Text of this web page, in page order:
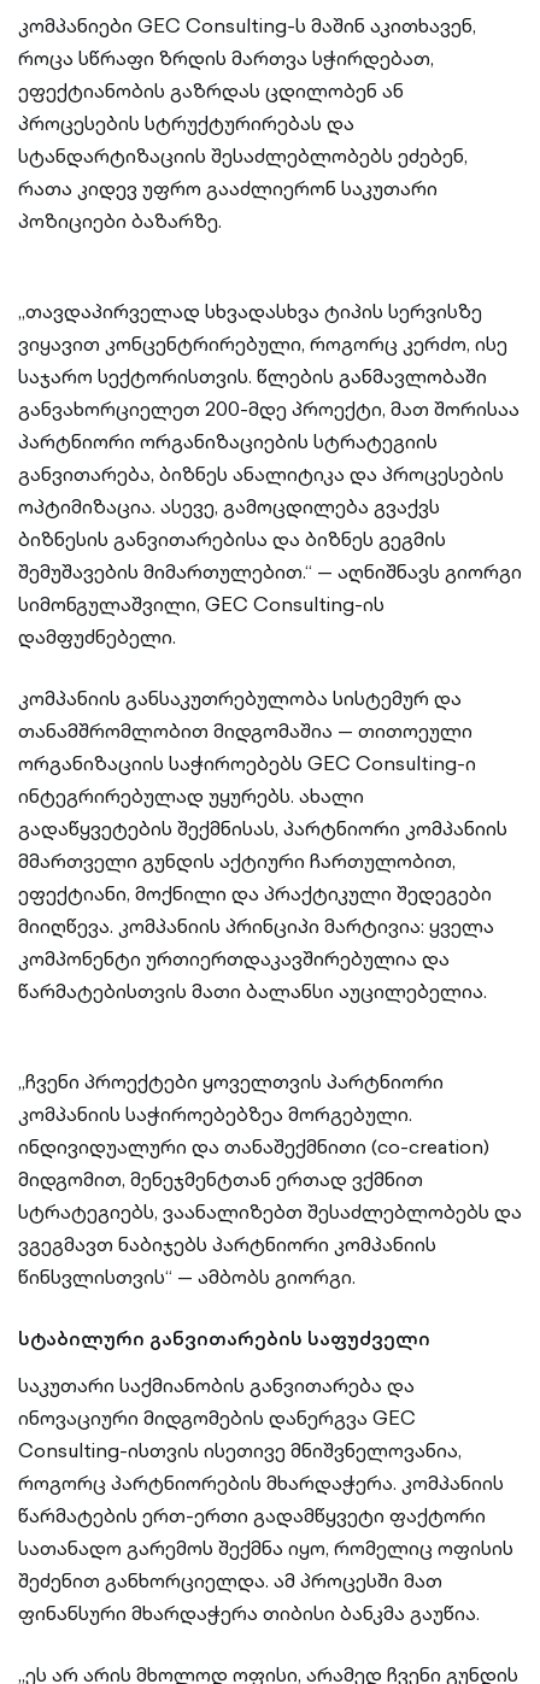
კომპანიები GEC Consulting-ს მაშინ აკითხავენ,
როცა სწრაფი ზრდის მართვა სჭირდებათ,
ეფექტიანობის გაზრდას ცდილობენ ან
პროცესების სტრუქტურირებას და
სტანდარტიზაციის შესაძლებლობებს ეძებენ,
რათა კიდევ უფრო გააძლიერონ საკუთარი
პოზიციები ბაზარზე.
„თავდაპირველად სხვადასხვა ტიპის სერვისზე
ვიყავით კონცენტრირებული, როგორც კერძო, ისე
საჯარო სექტორისთვის. წლების განმავლობაში
განვახორციელეთ 200-მდე პროექტი, მათ შორისაა
პარტნიორი ორგანიზაციების სტრატეგიის
განვითარება, ბიზნეს ანალიტიკა და პროცესების
ოპტიმიზაცია. ასევე, გამოცდილება გვაქვს
ბიზნესის განვითარებისა და ბიზნეს გეგმის
შემუშავების მიმართულებით.“ — აღნიშნავს გიორგი
სიმონგულაშვილი, GEC Consulting-ის
დამფუძნებელი.
კომპანიის განსაკუთრებულობა სისტემურ და
თანამშრომლობით მიდგომაშია — თითოეული
ორგანიზაციის საჭიროებებს GEC Consulting-ი
ინტეგრირებულად უყურებს. ახალი
გადაწყვეტების შექმნისას, პარტნიორი კომპანიის
მმართველი გუნდის აქტიური ჩართულობით,
ეფექტიანი, მოქნილი და პრაქტიკული შედეგები
მიიღწევა. კომპანიის პრინციპი მარტივია: ყველა
კომპონენტი ურთიერთდაკავშირებულია და
წარმატებისთვის მათი ბალანსი აუცილებელია.
„ჩვენი პროექტები ყოველთვის პარტნიორი
კომპანიის საჭიროებებზეა მორგებული.
ინდივიდუალური და თანაშექმნითი (co-creation)
მიდგომით, მენეჯმენტთან ერთად ვქმნით
სტრატეგიებს, ვაანალიზებთ შესაძლებლობებს და
ვგეგმავთ ნაბიჯებს პარტნიორი კომპანიის
წინსვლისთვის“ — ამბობს გიორგი.
სტაბილური განვითარების საფუძველი
საკუთარი საქმიანობის განვითარება და
ინოვაციური მიდგომების დანერგვა GEC
Consulting-ისთვის ისეთივე მნიშვნელოვანია,
როგორც პარტნიორების მხარდაჭერა. კომპანიის
წარმატების ერთ-ერთი გადამწყვეტი ფაქტორი
სათანადო გარემოს შექმნა იყო, რომელიც ოფისის
შეძენით განხორციელდა. ამ პროცესში მათ
ფინანსური მხარდაჭერა თიბისი ბანკმა გაუწია.
„ეს არ არის მხოლოდ ოფისი, არამედ ჩვენი გუნდის